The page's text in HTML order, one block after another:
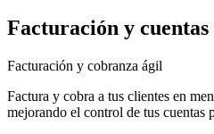
Facturación y
Facturación y cobranza ágil
Factura y cobra a tus clientes en
mejorando el control de tus cuentas